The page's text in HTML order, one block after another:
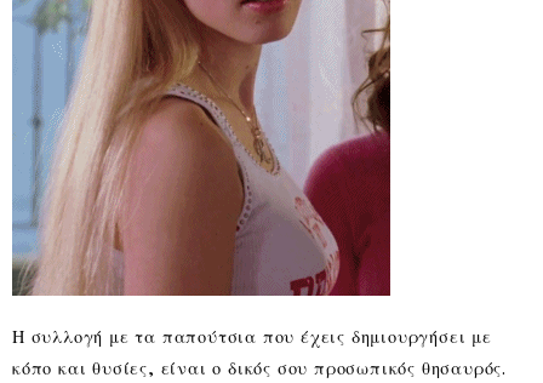
Η συλλογή με τα παπούτσια που έχεις δημιουργήσει με
κόπο και θυσίες, είναι ο δικός σου προσωπικός θησαυρός.